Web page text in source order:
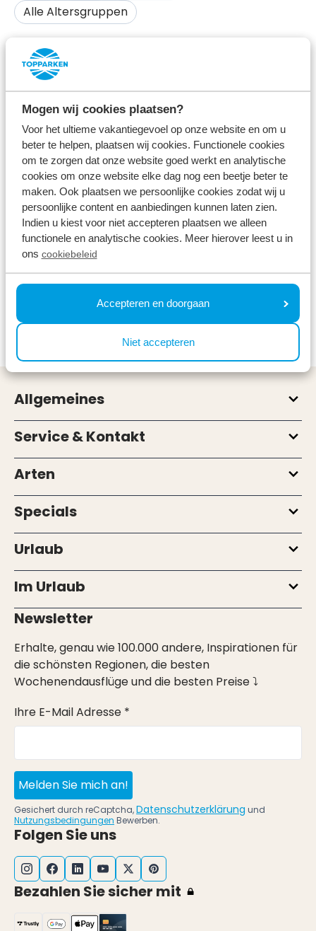
Mogen wij cookies plaatsen?
Voor het ultieme vakantiegevoel op onze website en om u
beter te helpen, plaatsen wij cookies. Functionele cookies
om te zorgen dat onze website goed werkt en analytische
cookies om onze website elke dag nog een beetje beter te
maken. Ook plaatsen we persoonlijke cookies zodat wij u
persoonlijke content en aanbiedingen kunnen laten zien.
Indien u kiest voor niet accepteren plaatsen we alleen
functionele en analytische cookies. Meer hierover leest u in
ons cookiebeleid
Accepteren en doorgaan
Niet accepteren
Alle Altersgruppen
Über den Klompenpaden können Sie die schönsten
Wanderungen durch die Veluwe unternehmen.
Wandern Sie auf Landgütern, historischen Wegen
und sogar direkt durch Ackerland über den
Klompenpaden. Genießen Sie bei einer
Klompenpaden-Wanderung Ruhe, Natur und Kultur.
Dank der verschiedenen skizzierten Routen gibt es
auf Ihrer Wanderung viel zu entdecken und zu
erleben. In Ede finden Sie nicht weniger als 11
verschiedene Klompenpfade. Mit unterschiedlichen
Streckenlängen gibt es für jeden Wandertyp den
passenden Klompenpad. Die Klompenpaden sind
ideal, um Ede auf eine einzigartige Weise zu
erkunden.
Allgemeines
Service & Kontakt
Arten
Specials
Urlaub
Im Urlaub
Newsletter
Erhalte, genau wie 100.000 andere, Inspirationen für
die schönsten Regionen, die besten
Wochenendausflüge und die besten Preise ⤵
Ihre E-Mail Adresse *
Melden Sie mich an!
Gesichert durch reCaptcha,Datenschutzerklärung und
Nutzungsbedingungen Bewerben.
Folgen Sie uns
Bezahlen Sie sicher mit